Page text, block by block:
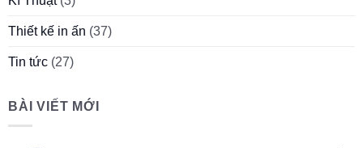
Thiết kế in ấn (37)
Tin tức (27)
BÀI VIẾT MỚI